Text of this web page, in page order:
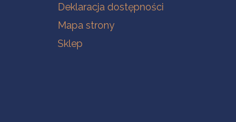
Deklaracja dostępności
Mapa strony
Sklep